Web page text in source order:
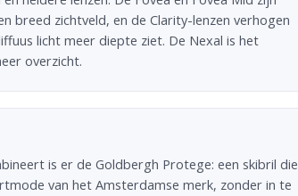
breed zichtveld, en de Clarity-lenzen verhogen
licht meer diepte ziet. De Nexal is het
overzicht.
is er de Goldbergh Protege: een skibril die
van het Amsterdamse merk, zonder in te